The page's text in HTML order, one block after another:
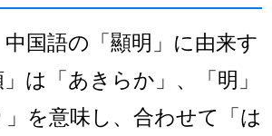
中国語の「顯明」に由来す
は「あきらか」、「明」
を意味し、合わせて「は